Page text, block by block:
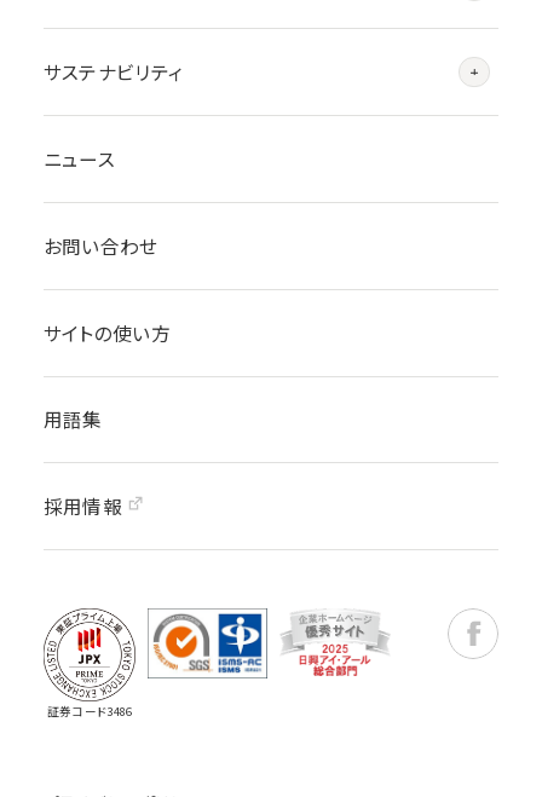
サステナビリティ
ニュース
お問い合わせ
サイトの使い方
用語集
採用情報
Facebook
証券コード3486